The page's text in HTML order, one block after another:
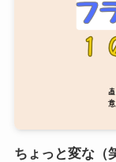
ちょっと変な（